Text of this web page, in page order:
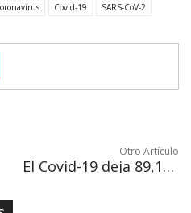
Covid-19 SARS-CoV-2
Otro Artículo
El Covid-19 deja 89,127 muertes en el mundo con 1,484,109 contagios